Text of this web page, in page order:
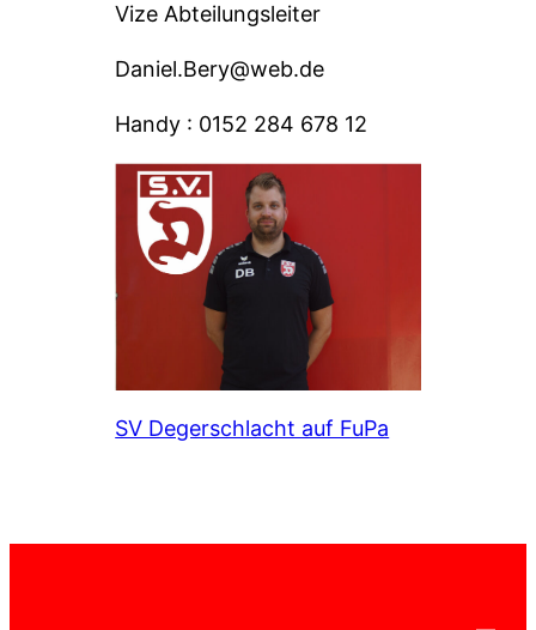
Vize Abteilungsleiter
Daniel.Bery@web.de
Handy : 0152 284 678 12
SV Degerschlacht auf FuPa